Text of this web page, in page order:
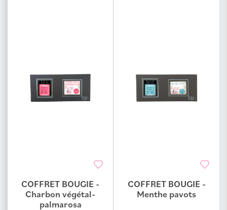
Ajouter au comparateur
COFFRET BOUGIE -
Charbon végétal-
palmarosa
Ajouter au comparateur
COFFRET BOUGIE -
Menthe pavots